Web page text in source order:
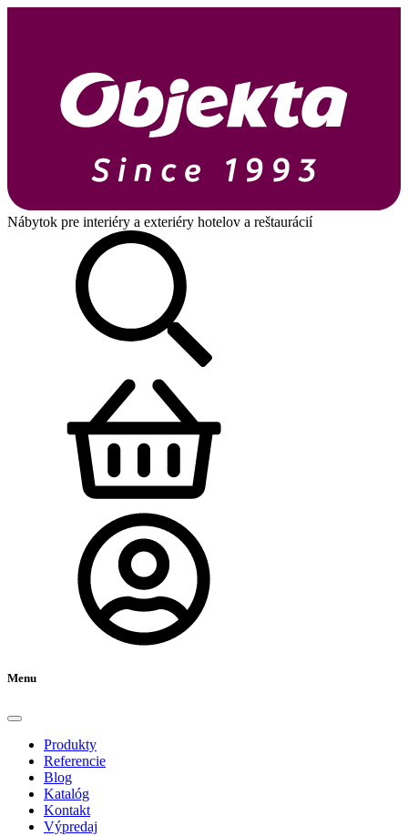
Nábytok pre interiéry a exteriéry hotelov a reštaurácií
Menu
Produkty
Referencie
Blog
Katalóg
Kontakt
Výpredaj